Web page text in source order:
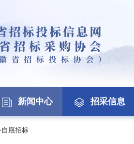
新闻中心 招采信息
自愿招标